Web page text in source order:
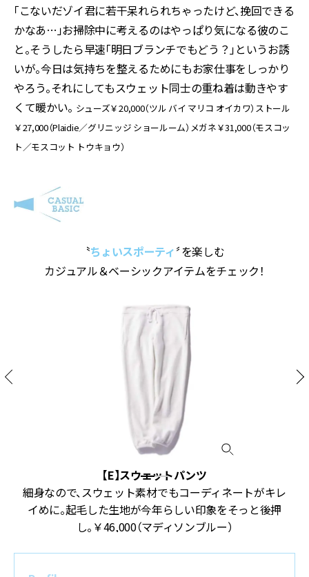
「こないだゾイ君に若干呆れられちゃったけど、挽回できる
かなあ…」お掃除中に考えるのはやっぱり気になる彼のこ
と。そうしたら早速「明日ブランチでもどう？」というお誘
いが。今日は気持ちを整えるためにもお家仕事をしっかり
やろう。それにしてもスウェット同士の重ね着は動きやす
くて暖かい。 シューズ￥20,000（ツル バイ マリコ オイカワ）ストール
￥27,000（Plaidie／グリニッジ ショールーム）メガネ￥31,000（モスコッ
ト／モスコット トウキョウ）
〝ちょいスポーティ〞を楽しむ
カジュアル＆ベーシックアイテムをチェック！
【E】スウェットパンツ
細身なので、スウェット素材でもコーディネートがキレ
イめに。起毛した生地が今年らしい印象をそっと後押
し。￥46,000（マディソンブルー）